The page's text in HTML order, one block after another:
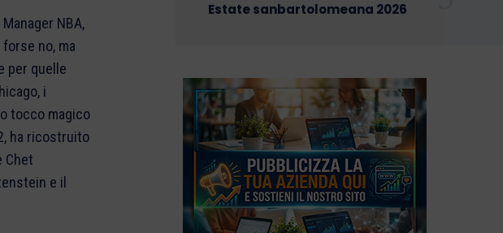
NBA,
no, ma
per quelle
i
tocco magico
ha ricostruito
Chet
e il
Estate sanbartolomeana 2026